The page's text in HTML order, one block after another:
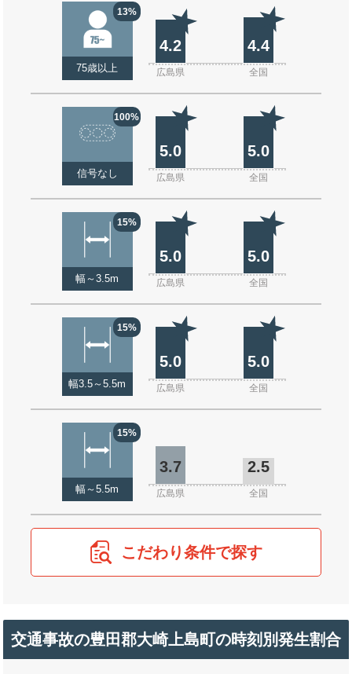
13%
75歳以上
4.2 4.4
広島県 全国
100%
信号なし
5.0 5.0
広島県 全国
15%
幅～3.5m
5.0 5.0
広島県 全国
15%
幅3.5～5.5m
5.0 5.0
広島県 全国
15%
幅～5.5m
3.7 2.5
広島県 全国
こだわり条件で探す
交通事故の豊田郡大崎上島町の時刻別発生割合